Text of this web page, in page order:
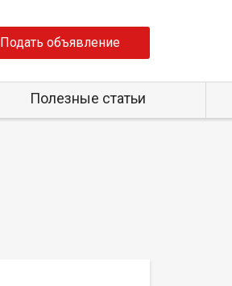
Подать объявление
Полезные статьи